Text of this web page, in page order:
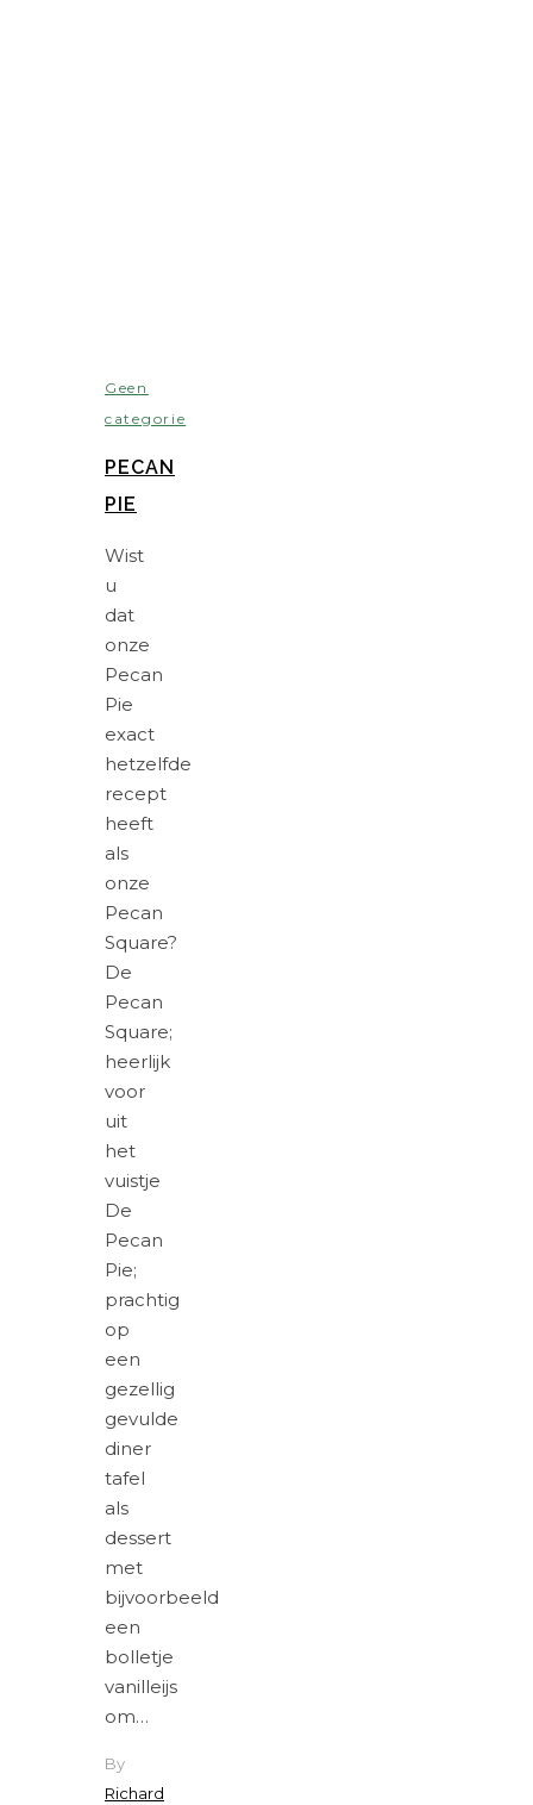
Geen
categorie
PECAN
PIE
Wist
u
dat
onze
Pecan
Pie
exact
hetzelfde
recept
heeft
als
onze
Pecan
Square?
De
Pecan
Square;
heerlijk
voor
uit
het
vuistje
De
Pecan
Pie;
prachtig
op
een
gezellig
gevulde
diner
tafel
als
dessert
met
bijvoorbeeld
een
bolletje
vanilleijs
om…
By
Richard